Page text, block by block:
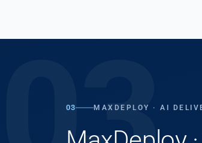
03 MAXDEPLOY · AI